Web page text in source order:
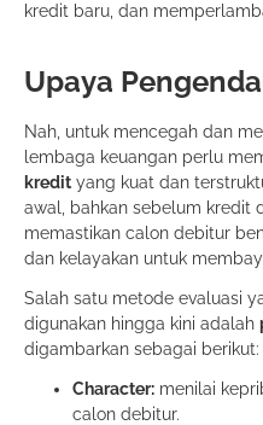
kredit baru, dan
Upaya
Nah, untuk mencegah dan
lembaga keuangan perlu
kredit yang kuat dan
awal, bahkan sebelum kredit
memastikan calon debitur
dan kelayakan untuk
Salah satu metode evaluasi
digunakan hingga kini adalah
digambarkan sebagai berikut:
Character: menilai
calon debitur.